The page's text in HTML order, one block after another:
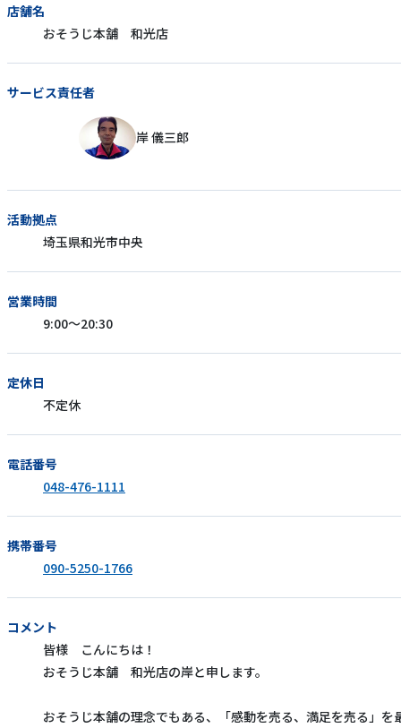
店舗名
おそうじ本舗 和光店
サービス責任者
岸 儀三郎
活動拠点
埼玉県和光市中央
営業時間
9:00～20:30
定休日
不定休
電話番号
048-476-1111
携帯番号
090-5250-1766
コメント
皆様 こんにちは！
おそうじ本舗 和光店の岸と申します。
おそうじ本舗の理念でもある、「感動を売る、満足を売る」を